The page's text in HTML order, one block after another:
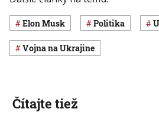
Elon Musk Politika
vojna na Ukrajine
Čítajte tiež